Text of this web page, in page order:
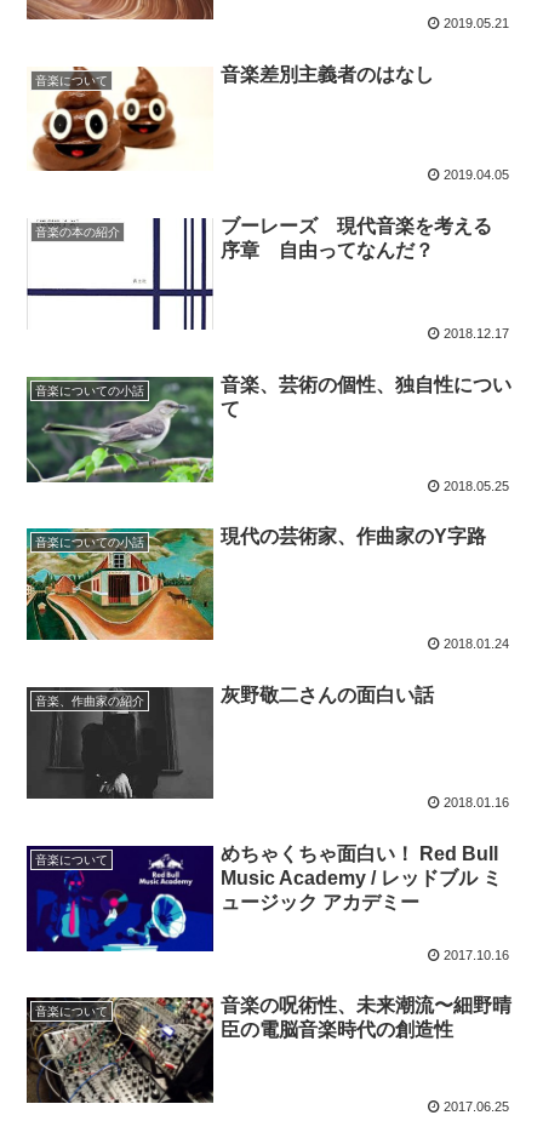
2019.05.21
音楽について 音楽差別主義者のはなし
2019.04.05
音楽の本の紹介
ブーレーズ 現代音楽を考える
序章 自由ってなんだ？
2018.12.17
音楽についての小話
音楽、芸術の個性、独自性につい
て
2018.05.25
音楽についての小話 現代の芸術家、作曲家のY字路
2018.01.24
音楽、作曲家の紹介 灰野敬二さんの面白い話
2018.01.16
音楽について
めちゃくちゃ面白い！ Red Bull
Music Academy / レッドブル ミ
ュージック アカデミー
2017.10.16
音楽について
音楽の呪術性、未来潮流〜細野晴
臣の電脳音楽時代の創造性
2017.06.25